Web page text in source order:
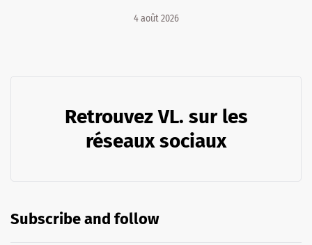
4 août 2026
Retrouvez VL. sur les
réseaux sociaux
Subscribe and follow